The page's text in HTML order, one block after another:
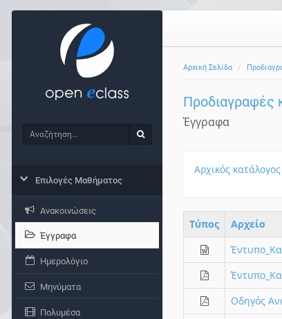
Αρχική Σελίδα
Προδιαγραφές
Έγγραφα
Αρχικός κατάλογος
Τύπος Aρχείο
Οδηγός
Αναζήτηση
Επιλογές Μαθήματος
Ανακοινώσεις
Έγγραφα
Ημερολόγιο
Μηνύματα
Πολυμέσα